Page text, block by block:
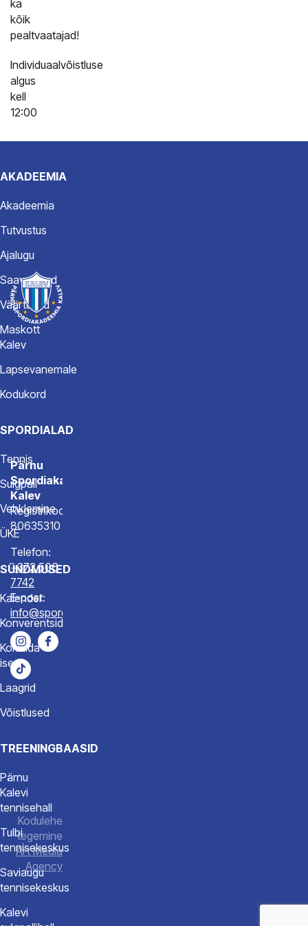
ka
kõik
pealtvaatajad!
Individuaalvõistluse
algus
kell
12:00
AKADEEMIA
Akadeemia
Tutvustus
Ajalugu
Saavutused
Väärtused
Maskott
Kalev
Lapsevanemale
Kodukord
SPORDIALAD
Tennis
Sulgpall
Vehklemine
ÜKE
SÜNDMUSED
Kalender
Konverentsid
Korralda
ise
Laagrid
Võistlused
TREENINGBAASID
Pärnu
Kalevi
tennisehall
Tulbi
tennisekeskus
Saviaugu
tennisekeskus
Kalevi
Pärnu
Spordiakadeemia
Kalev
Registrikood
80635310
Telefon:
+372 506
7742
E-post:
info@spordiakadeemia.ee
Kodulehe
tegemine
Art Media
Agency